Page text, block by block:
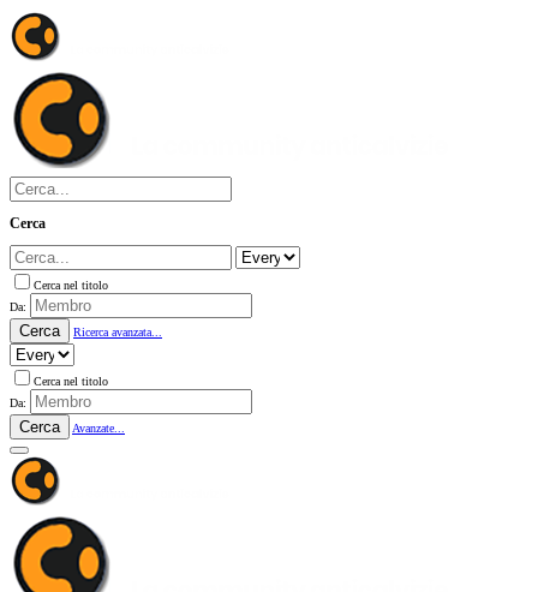
Cerca
Cerca nel titolo
Da:
Cerca Ricerca avanzata...
Cerca nel titolo
Da:
Cerca Avanzate...